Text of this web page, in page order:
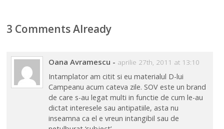
3 Comments Already
Oana Avramescu - aprilie 27th, 2011 at 13:10
Intamplator am citit si eu materialul D-lui
Campeanu acum cateva zile. SOV este un brand
de care s-au legat multi in functie de cum le-au
dictat interesele sau antipatiile, asta nu
inseamna ca el e vreun intangibil sau de